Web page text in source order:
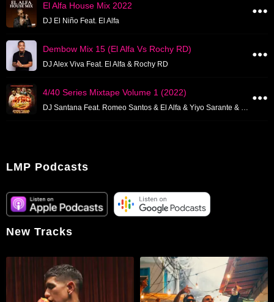
El Alfa House Mix 2022
DJ El Niño Feat. El Alfa
Dembow Mix 15 (El Alfa Vs Rochy RD)
DJ Alex Viva Feat. El Alfa & Rochy RD
4/40 Series Mixtape Volume 1 (2022)
DJ Santana Feat. Romeo Santos & El Alfa & Yiyo Sarante & Omega El Fuerte
LMP Podcasts
New Tracks